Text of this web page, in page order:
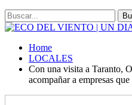
Home
LOCALES
Con una visita a Taranto,
acompañar a empresas